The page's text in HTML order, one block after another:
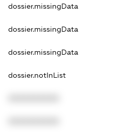
dossier.missingData
dossier.missingData
dossier.missingData
dossier.notInList